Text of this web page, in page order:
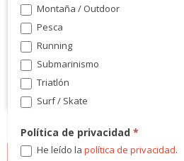
NEWSLETTER
Montaña / Outdoor
Pesca
Running
Submarinismo
Triatlón
Surf / Skate
Política de privacidad*
He leído lapolítica de privacidad.